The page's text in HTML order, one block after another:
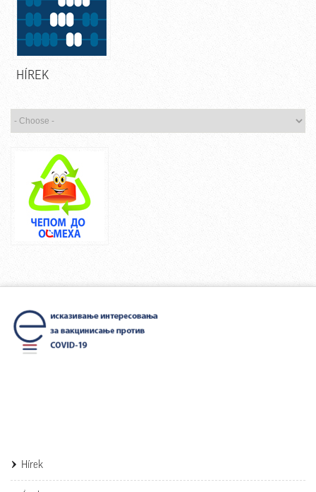
HÍREK
Hírek